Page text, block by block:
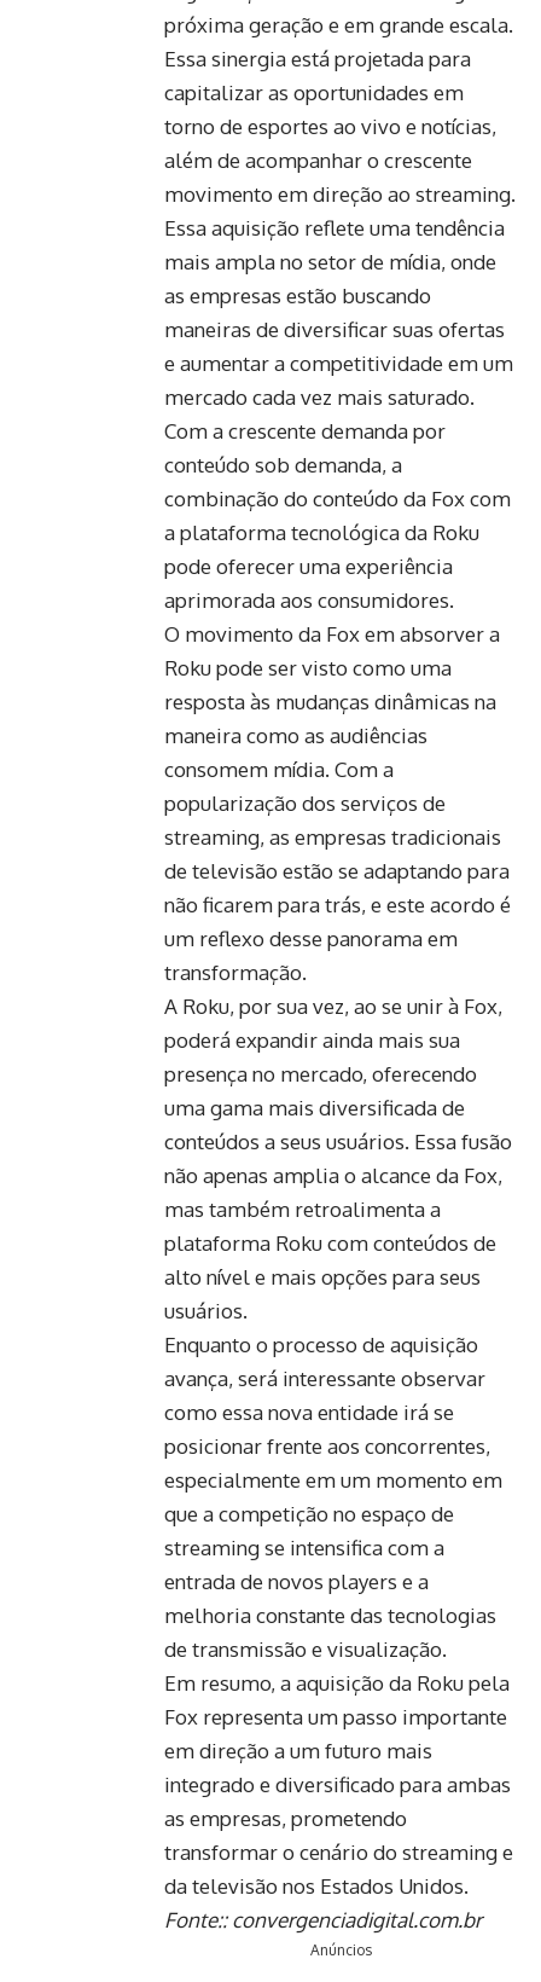
próxima geração e em grande escala.
Essa sinergia está projetada para
capitalizar as oportunidades em
torno de esportes ao vivo e notícias,
além de acompanhar o crescente
movimento em direção ao streaming.
Essa aquisição reflete uma tendência
mais ampla no setor de mídia, onde
as empresas estão buscando
maneiras de diversificar suas ofertas
e aumentar a competitividade em um
mercado cada vez mais saturado.
Com a crescente demanda por
conteúdo sob demanda, a
combinação do conteúdo da Fox com
a plataforma tecnológica da Roku
pode oferecer uma experiência
aprimorada aos consumidores.
O movimento da Fox em absorver a
Roku pode ser visto como uma
resposta às mudanças dinâmicas na
maneira como as audiências
consomem mídia. Com a
popularização dos serviços de
streaming, as empresas tradicionais
de televisão estão se adaptando para
não ficarem para trás, e este acordo é
um reflexo desse panorama em
transformação.
A Roku, por sua vez, ao se unir à Fox,
poderá expandir ainda mais sua
presença no mercado, oferecendo
uma gama mais diversificada de
conteúdos a seus usuários. Essa fusão
não apenas amplia o alcance da Fox,
mas também retroalimenta a
plataforma Roku com conteúdos de
alto nível e mais opções para seus
usuários.
Enquanto o processo de aquisição
avança, será interessante observar
como essa nova entidade irá se
posicionar frente aos concorrentes,
especialmente em um momento em
que a competição no espaço de
streaming se intensifica com a
entrada de novos players e a
melhoria constante das tecnologias
de transmissão e visualização.
Em resumo, a aquisição da Roku pela
Fox representa um passo importante
em direção a um futuro mais
integrado e diversificado para ambas
as empresas, prometendo
transformar o cenário do streaming e
da televisão nos Estados Unidos.
Fonte::convergenciadigital.com.br
Anúncios